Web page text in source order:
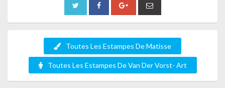
Toutes Les Estampes De Matisse
Toutes Les Estampes De Van Der Vorst- Art